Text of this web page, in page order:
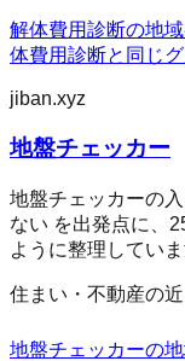
解体費用診断の地
体費用診断と同じ
jiban.xyz
地盤チェッカー
地盤チェッカーの
ない を出発点に、
ように整理してい
住まい・不動産の
地盤チェッカーの